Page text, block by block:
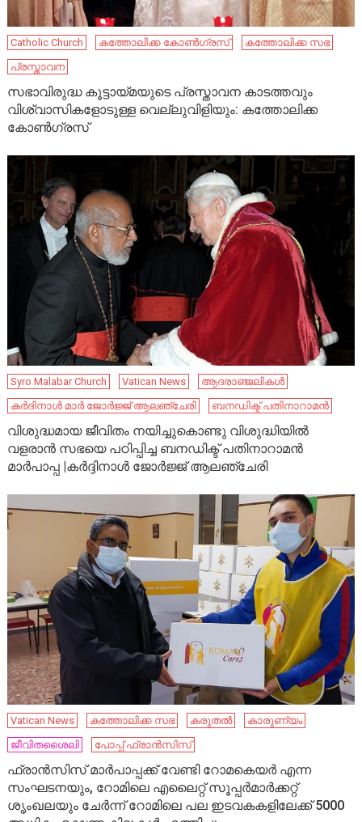
Catholic Church കത്തോലിക്ക കോൺഗ്രസ്
കത്തോലിക്ക സഭ
പ്രസ്താവന
സഭാവിരുദ്ധ കൂട്ടായ്മയുടെ പ്രസ്താവന കാടത്തവും
വിശ്വാസികളോടുള്ള വെല്ലുവിളിയും: കത്തോലിക്ക
കോണ്‍ഗ്രസ്
Syro Malabar Church Vatican News
ആദരാഞ്ജലികൾ
കർദിനാൾ മാർ ജോർജ്ജ് ആലഞ്ചേരി
ബനഡിക്ട് പതിനാറാമൻ
വിശുദ്ധമായ ജീവിതം നയിച്ചുകൊണ്ടു വിശുദ്ധിയിൽ
വളരാൻ സഭയെ പഠിപ്പിച്ച ബനഡിക്ട് പതിനാറാമൻ
മാർപാപ്പ |കർദ്ദിനാൾ ജോർജ്ജ് ആലഞ്ചേരി
Vatican News കത്തോലിക്ക സഭ കരുതൽ
കാരുണ്യം
ജീവിതശൈലി
പോപ്പ് ഫ്രാൻസിസ്
ഫ്രാൻസിസ് മാർപാപ്പക്ക് വേണ്ടി റോമകെയർ എന്ന
സംഘടനയും, റോമിലെ എലൈറ്റ് സൂപ്പർമാർക്കറ്റ്
ശൃംഖലയും ചേർന്ന് റോമിലെ പല ഇടവകകളിലേക്ക് 5000